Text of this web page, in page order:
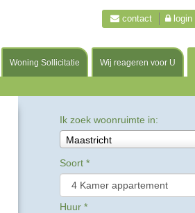
Woning Sollicitatie Wij reageren voor U
contact login
Ik zoek woonruimte in:
Maastricht
Soort *
Huur *